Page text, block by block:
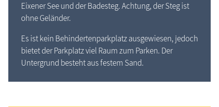
Eixener See und der Badesteg. Achtung, der Steg ist
ohne Geländer.
Es ist kein Behindertenparkplatz ausgewiesen, jedoch
bietet der Parkplatz viel Raum zum Parken. Der
Untergrund besteht aus festem Sand.